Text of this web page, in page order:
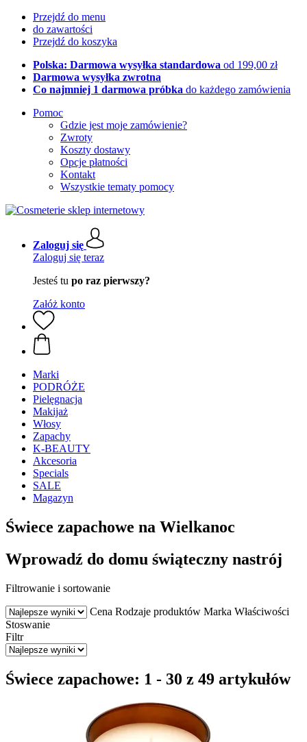
Przejdź do menu
do zawartości
Przejdź do koszyka
Polska: Darmowa wysyłka standardowa od 199,00 zł
Darmowa wysyłka zwrotna
Co najmniej 1 darmowa próbka do każdego zamówienia
Pomoc
Gdzie jest moje zamówienie?
Zwroty
Koszty dostawy
Opcje płatności
Kontakt
Wszystkie tematy pomocy
Zaloguj się
Zaloguj się teraz
Jesteś tu po raz pierwszy?
Załóż konto
Marki
PODRÓŻE
Pielęgnacja
Makijaż
Włosy
Zapachy
K-BEAUTY
Akcesoria
Specials
SALE
Magazyn
Świece zapachowe na Wielkanoc
Wprowadź do domu świąteczny nastrój
Filtrowanie i sortowanie
Cena Rodzaje produktów Marka Właściwości
Stoswanie
Filtr
Świece zapachowe: 1 - 30 z 49 artykułów